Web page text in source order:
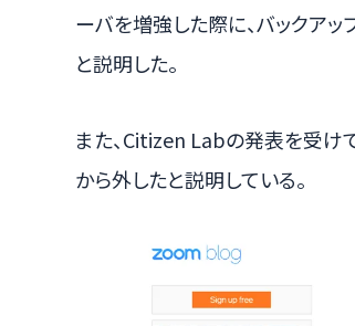
ーバを増強した際に、バックア
と説明した。
また、Citizen Labの発表を受け
から外したと説明している。